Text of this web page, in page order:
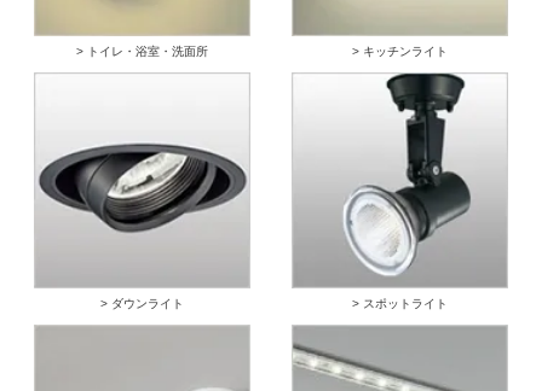
> トイレ・浴室・洗面所 > キッチンライト
> ダウンライト > スポットライト